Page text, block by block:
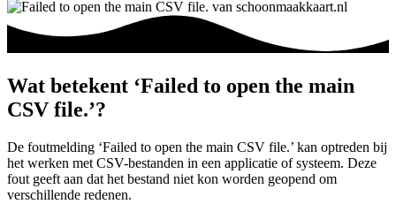
Wat betekent ‘Failed to open the main
CSV file.’?
De foutmelding ‘Failed to open the main CSV file.’ kan optreden bij
het werken met CSV-bestanden in een applicatie of systeem. Deze
fout geeft aan dat het bestand niet kon worden geopend om
verschillende redenen.